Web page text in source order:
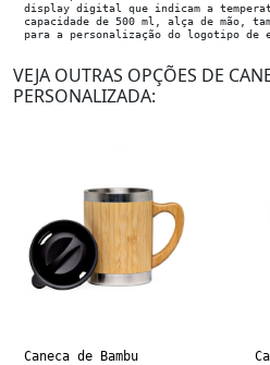
display digital que indicam a
capacidade de 500 ml, alça de mão,
para a personalização do logotipo de
VEJA OUTRAS OPÇÕES DE
PERSONALIZADA:
Caneca de Bambu